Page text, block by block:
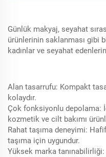
Günlük makyaj, seyahat
ürünlerinin saklanması gibi
kadınlar ve seyahat
Alan tasarrufu: Kompakt
kolaydır.
Çok fonksiyonlu depolama:
kozmetik ve cilt bakımı
Rahat taşıma deneyimi:
taşıma için uygundur.
Yüksek marka